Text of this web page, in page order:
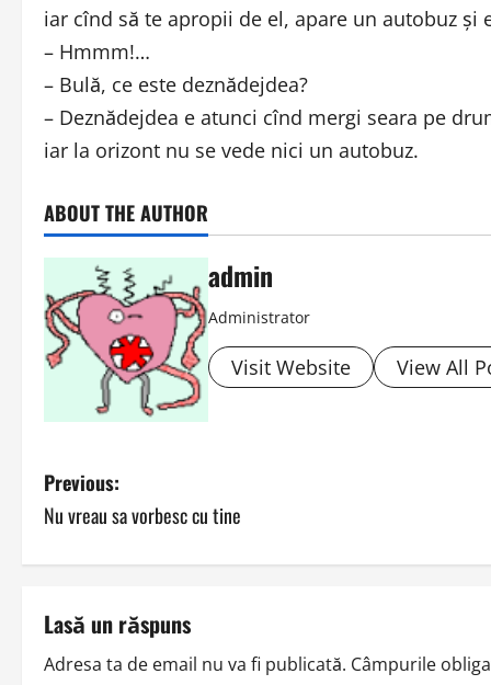
iar cînd să te apropii de el, apare un autobuz şi
– Hmmm!…
– Bulă, ce este deznădejdea?
– Deznădejdea e atunci cînd mergi seara pe
iar la orizont nu se vede nici un autobuz.
ABOUT THE AUTHOR
admin
Administrator
Visit Website View All
P
o
s
t
n
Previous:
Nu vreau sa vorbesc cu tine
Lasă un răspuns
Adresa ta de email nu va fi publicată. Câmpurile